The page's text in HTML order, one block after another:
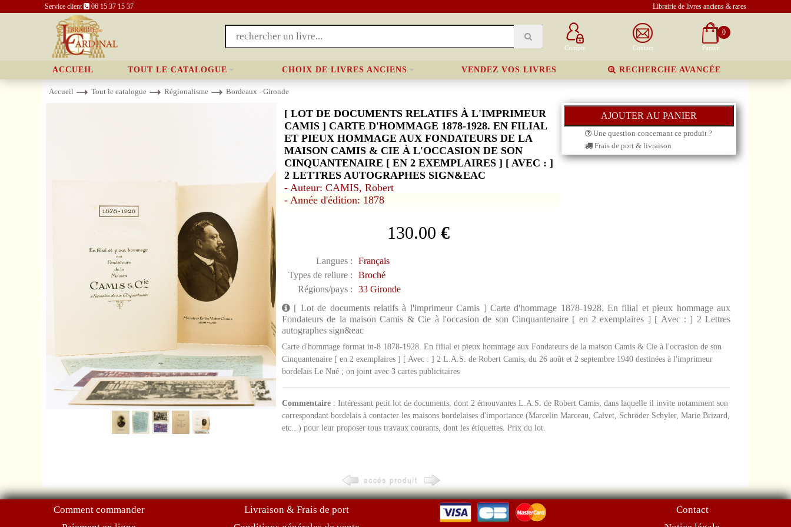
Service client 06 15 37 15 37 Librairie de livres anciens & rares
Compte Contact
0
Panier
ACCUEIL TOUT LE CATALOGUE CHOIX DE LIVRES ANCIENS VENDEZ VOS LIVRES RECHERCHE AVANCÉE
Accueil Tout le catalogue Régionalisme Bordeaux - Gironde
[ LOT DE DOCUMENTS RELATIFS À L'IMPRIMEUR
CAMIS ] CARTE D'HOMMAGE 1878-1928. EN FILIAL
ET PIEUX HOMMAGE AUX FONDATEURS DE LA
MAISON CAMIS & CIE À L'OCCASION DE SON
CINQUANTENAIRE [ EN 2 EXEMPLAIRES ] [ AVEC : ]
2 LETTRES AUTOGRAPHES SIGN&EAC
- Auteur: CAMIS, Robert
- Année d'édition: 1878
130.00 €
Langues :
Français
Types de reliure :
Broché
Régions/pays :
33 Gironde
Une question concernant ce produit ?
Frais de port & livraison
[ Lot de documents relatifs à l'imprimeur Camis ] Carte d'hommage 1878-1928. En filial et pieux hommage aux
Fondateurs de la maison Camis & Cie à l'occasion de son Cinquantenaire [ en 2 exemplaires ] [ Avec : ] 2 Lettres
autographes sign&eac
Carte d'hommage format in-8 1878-1928. En filial et pieux hommage aux Fondateurs de la maison Camis & Cie à l'occasion de son
Cinquantenaire [ en 2 exemplaires ] [ Avec : ] 2 L.A.S. de Robert Camis, du 26 août et 2 septembre 1940 destinées à l'imprimeur
bordelais Le Nué ; on joint avec 3 cartes publicitaires
Commentaire: Intéressant petit lot de documents, dont 2 émouvantes L.A.S. de Robert Camis, dans laquelle il invite notamment son
correspondant bordelais à contacter les maisons bordelaises d'importance (Marcelin Marceau, Calvet, Schröder Schyler, Marie Brizard,
etc...) pour leur proposer tous travaux courants, dont les étiquettes. Prix du lot.
Comment commander
Livraison & Frais de port
Contact